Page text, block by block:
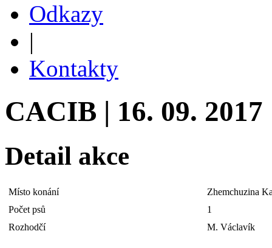
Odkazy
|
Kontakty
CACIB | 16. 09. 2017
Detail akce
Místo konání
Zhemchuzina
Počet psů
1
Rozhodčí
M. Václavík